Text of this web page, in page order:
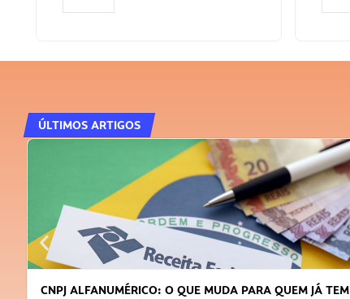
ÚLTIMOS ARTIGOS
CNPJ ALFANUMÉRICO: O QUE MUDA PARA QUEM JÁ TEM